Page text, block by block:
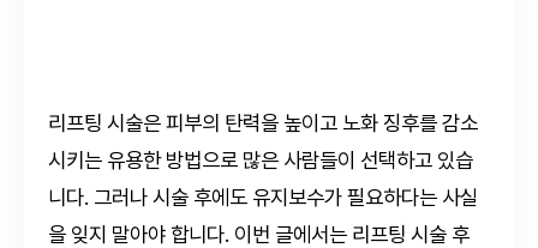
리프팅 시술은 피부의 탄력을 높이고 노화 징후를 감소
시키는 유용한 방법으로 많은 사람들이 선택하고 있습
니다. 그러나 시술 후에도 유지보수가 필요하다는 사실
을 잊지 말아야 합니다. 이번 글에서는 리프팅 시술 후